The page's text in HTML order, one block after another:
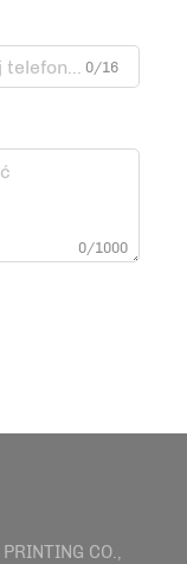
0/16
0/1000
CO.,